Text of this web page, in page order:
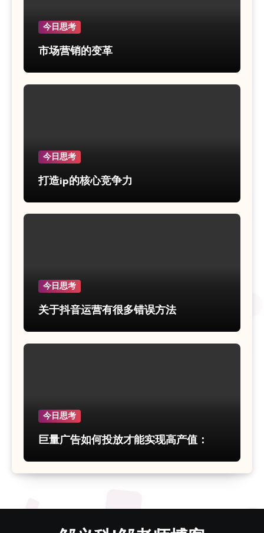
今日思考
市场营销的变革
今日思考
打造ip的核心竞争力
今日思考
关于抖音运营有很多错误方法
今日思考
巨量广告如何投放才能实现高产值：